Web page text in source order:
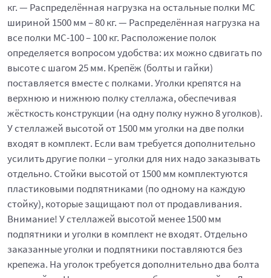
кг. — Распределённая нагрузка на остальные полки МС
шириной 1500 мм – 80 кг. — Распределённая нагрузка на
все полки МС-100 – 100 кг. Расположение полок
определяется вопросом удобства: их можно сдвигать по
высоте с шагом 25 мм. Крепёж (болты и гайки)
поставляется вместе с полками. Уголки крепятся на
верхнюю и нижнюю полку стеллажа, обеспечивая
жёсткость конструкции (на одну полку нужно 8 уголков).
У стеллажей высотой от 1500 мм уголки на две полки
входят в комплект. Если вам требуется дополнительно
усилить другие полки – уголки для них надо заказывать
отдельно. Стойки высотой от 1500 мм комплектуются
пластиковыми подпятниками (по одному на каждую
стойку), которые защищают пол от продавливания.
Внимание! У стеллажей высотой менее 1500 мм
подпятники и уголки в комплект не входят. Отдельно
заказанные уголки и подпятники поставляются без
крепежа. На уголок требуется дополнительно два болта